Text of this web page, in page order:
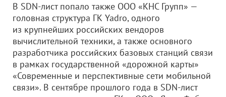
В SDN-лист попало также ООО «КНС Групп» —
головная структура ГК Yadro, одного
из крупнейших российских вендоров
вычислительной техники, а также основного
разработчика российских базовых станций связи
в рамках государственной «дорожной карты»
«Современные и перспективные сети мобильной
связи». В сентябре прошлого года в SDN-лист